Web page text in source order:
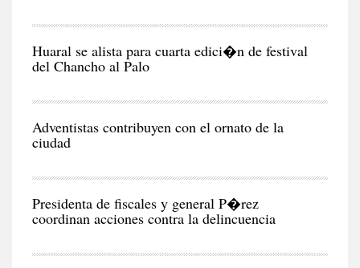
Huaral se alista para cuarta edici�n de festival
del Chancho al Palo
Adventistas contribuyen con el ornato de la
ciudad
Presidenta de fiscales y general P�rez
coordinan acciones contra la delincuencia